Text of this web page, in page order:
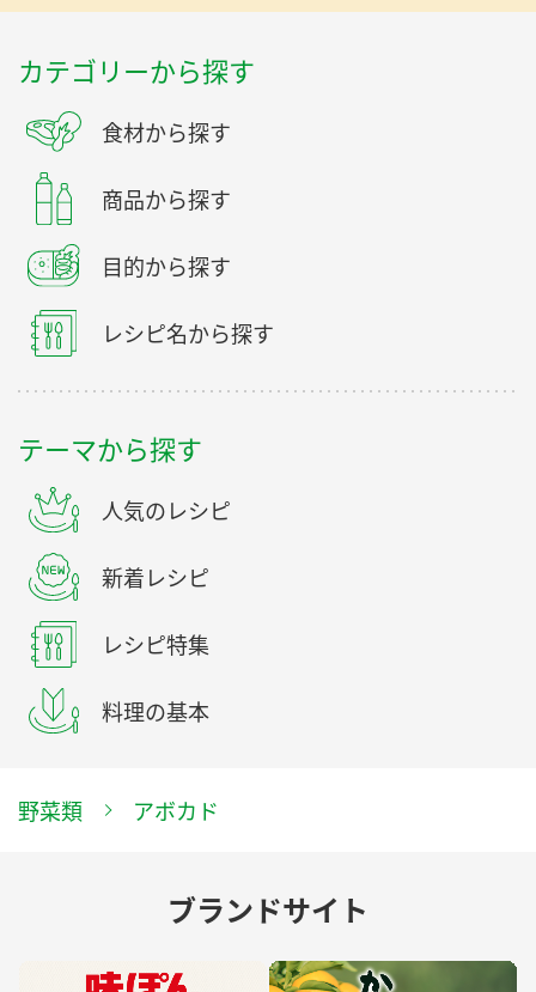
カテゴリーから探す
食材から探す
商品から探す
目的から探す
レシピ名から探す
テーマから探す
人気のレシピ
新着レシピ
レシピ特集
料理の基本
野菜類 アボカド
ブランドサイト